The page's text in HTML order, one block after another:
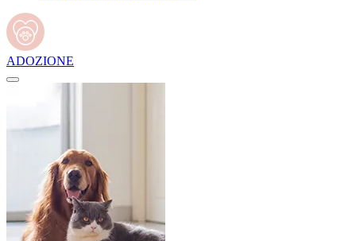
ADOZIONE